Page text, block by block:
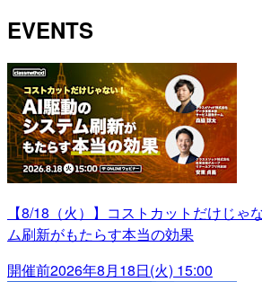
EVENTS
【8/18（火）】コストカットだけじゃ
ム刷新がもたらす本当の効果
開催前2026年8月18日(火) 15:00